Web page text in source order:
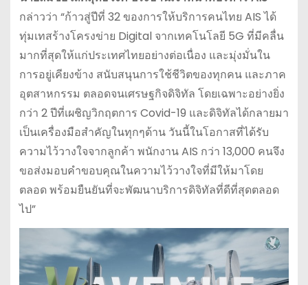
กล่าวว่า “ก้าวสู่ปีที่ 32 ของการให้บริการคนไทย AIS ได้
ทุ่มเทสร้างโครงข่าย Digital จากเทคโนโลยี 5G ที่มีคลื่น
มากที่สุดให้แก่ประเทศไทยอย่างต่อเนื่อง และมุ่งมั่นใน
การอยู่เคียงข้าง สนับสนุนการใช้ชีวิตของทุกคน และภาค
อุตสาหกรรม ตลอดจนเศรษฐกิจดิจิทัล โดยเฉพาะอย่างยิ่ง
กว่า 2 ปีที่เผชิญวิกฤตการ Covid-19 และดิจิทัลได้กลายมา
เป็นเครื่องมือสำคัญในทุกๆด้าน วันนี้ในโอกาสที่ได้รับ
ความไว้วางใจจากลูกค้า พนักงาน AIS กว่า 13,000 คนจึง
ขอส่งมอบคำขอบคุณในความไว้วางใจที่มีให้มาโดย
ตลอด พร้อมยืนยันที่จะพัฒนาบริการดิจิทัลที่ดีที่สุดตลอด
ไป”